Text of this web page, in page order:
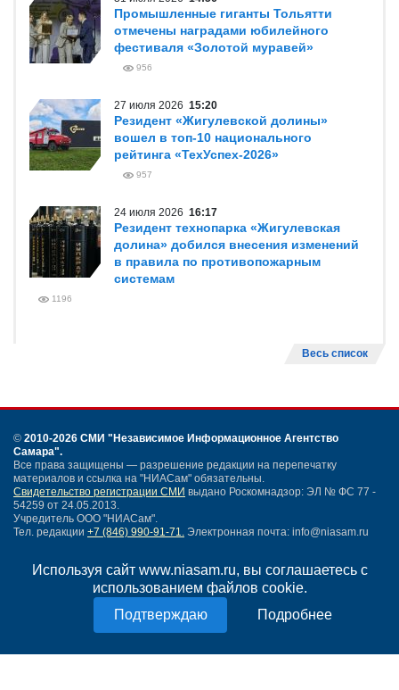
Используя сайт www.niasam.ru, вы соглашаетесь с
использованием файлов cookie.
Подробнее
Промышленные гиганты Тольятти
отмечены наградами юбилейного
фестиваля «Золотой муравей»
956
27 июля 2026 15:20
Резидент «Жигулевской долины»
вошел в топ-10 национального
рейтинга «ТехУспех-2026»
957
24 июля 2026 16:17
Резидент технопарка «Жигулевская
долина» добился внесения изменений
в правила по противопожарным
системам
1196
Весь список
© 2010-2026 СМИ "Независимое Информационное Агентство
Самара".
Все права защищены — разрешение редакции на перепечатку
материалов и ссылка на "НИАСам" обязательны.
Свидетельство регистрации СМИ выдано Роскомнадзор: ЭЛ № ФС 77 -
54259 от 24.05.2013.
Учредитель ООО "НИАСам".
Тел. редакции +7 (846) 990-91-71. Электронная почта: info@niasam.ru
Карта сайта
Нашли ошибку?
Политика конфиденциальности
Согласие на обработку персональных данных